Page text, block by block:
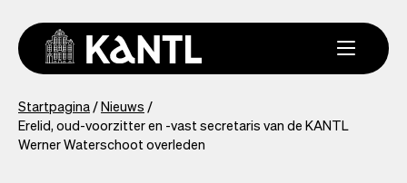
naar
inhoud
gaan
You
are
here
Startpagina Nieuws
Erelid, oud-voorzitter en -vast secretaris van de KANTL
Werner Waterschoot overleden